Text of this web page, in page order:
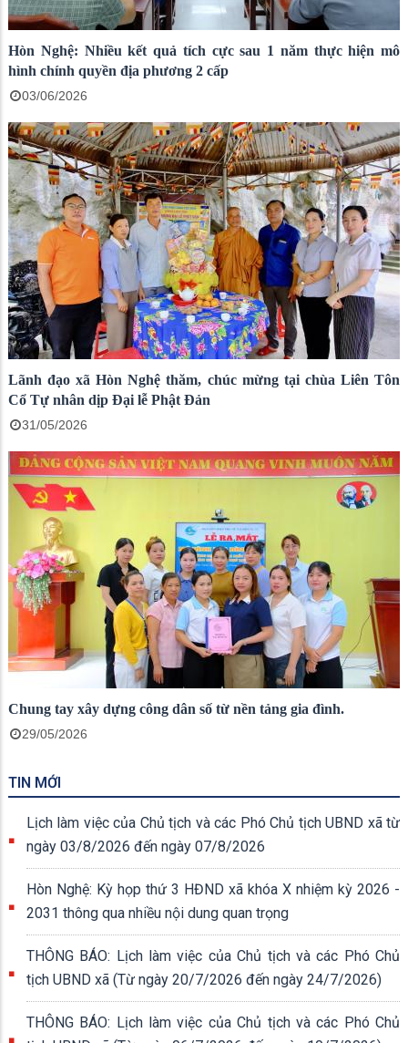
Hòn Nghệ: Nhiều kết quả tích cực sau 1 năm thực hiện mô
hình chính quyền địa phương 2 cấp
03/06/2026
Lãnh đạo xã Hòn Nghệ thăm, chúc mừng tại chùa Liên Tôn
Cổ Tự nhân dịp Đại lễ Phật Đản
31/05/2026
Chung tay xây dựng công dân số từ nền tảng gia đình.
29/05/2026
TIN MỚI
Lịch làm việc của Chủ tịch và các Phó Chủ tịch UBND xã từ
ngày 03/8/2026 đến ngày 07/8/2026
Hòn Nghệ: Kỳ họp thứ 3 HĐND xã khóa X nhiệm kỳ 2026 -
2031 thông qua nhiều nội dung quan trọng
THÔNG BÁO: Lịch làm việc của Chủ tịch và các Phó Chủ
tịch UBND xã (Từ ngày 20/7/2026 đến ngày 24/7/2026)
THÔNG BÁO: Lịch làm việc của Chủ tịch và các Phó Chủ